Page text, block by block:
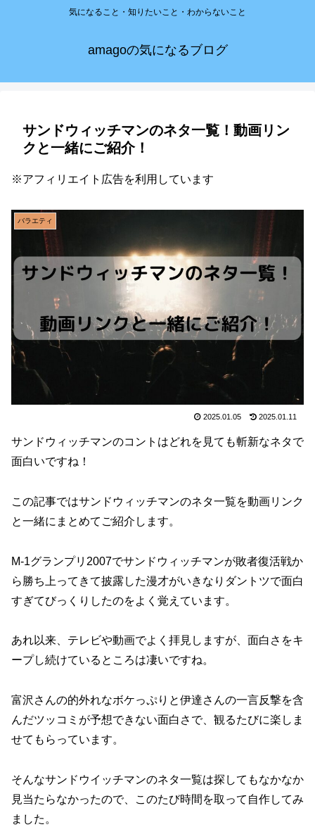
気になること・知りたいこと・わからないこと
amagoの気になるブログ
サンドウィッチマンのネタ一覧！動画リン
クと一緒にご紹介！
※アフィリエイト広告を利用しています
バラエティ
2025.01.05 2025.01.11
サンドウィッチマンのコントはどれを見ても斬新なネタで
面白いですね！
この記事ではサンドウィッチマンのネタ一覧を動画リンク
と一緒にまとめてご紹介します。
M-1グランプリ2007でサンドウィッチマンが敗者復活戦か
ら勝ち上ってきて披露した漫才がいきなりダントツで面白
すぎてびっくりしたのをよく覚えています。
あれ以来、テレビや動画でよく拝見しますが、面白さをキ
ープし続けているところは凄いですね。
富沢さんの的外れなボケっぷりと伊達さんの一言反撃を含
んだツッコミが予想できない面白さで、観るたびに楽しま
せてもらっています。
そんなサンドウイッチマンのネタ一覧は探してもなかなか
見当たらなかったので、このたび時間を取って自作してみ
ました。